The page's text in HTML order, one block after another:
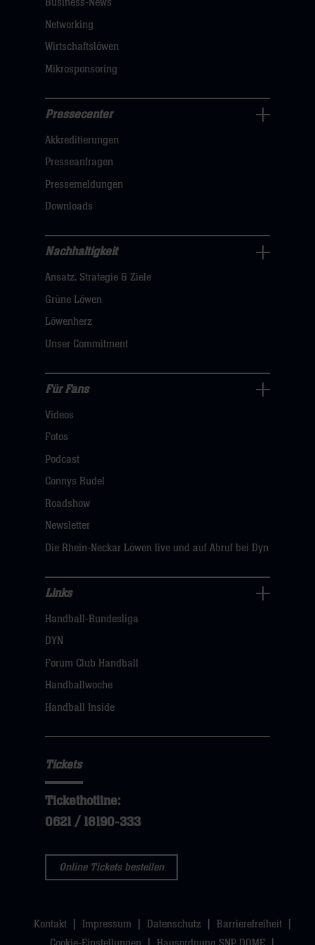
Business-News
Networking
Wirtschaftslöwen
Mikrosponsoring
Navigation
öffnen,
dann
klicken
hier
Pressecenter
Akkreditierungen
Presseanfragen
Pressemeldungen
Downloads
Nachhaltigkeit
Navigation
öffnen,
dann
hier
Nachhaltigkeit
Ansatz, Strategie & Ziele
Grüne Löwen
Löwenherz
Unser Commitment
Fans
Navigation
öffnen,
dann
hier
Für Fans
Videos
Fotos
Podcast
Connys Rudel
Roadshow
Newsletter
Die Rhein-Neckar Löwen live und auf Abruf bei Dyn
Navigation
öffnen,
dann
klicken
Links
Handball-Bundesliga
DYN
Forum Club Handball
Handballwoche
Handball Inside
Tickets
Tickethotline:
0621 / 18190-333
Online Tickets bestellen
Kontakt Impressum Datenschutz
Barrierefreiheit